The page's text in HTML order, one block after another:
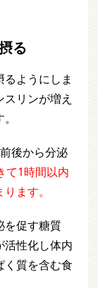
る
ようにしま
リンが増え
後から分泌
て1時間以内
ます。
を促す糖質
活性化し体内
く質を含む食